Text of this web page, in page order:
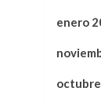
enero